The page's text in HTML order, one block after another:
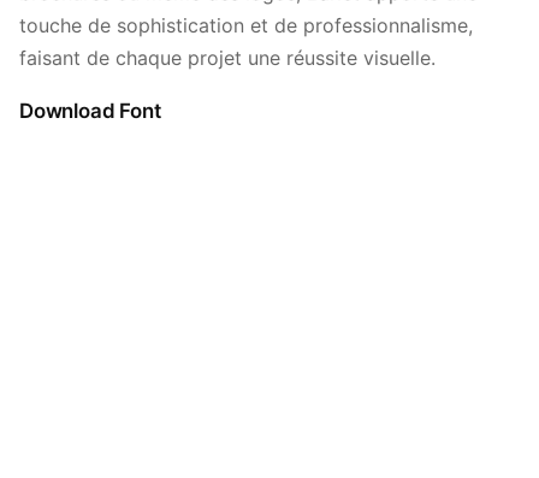
touche de sophistication et de professionnalisme,
faisant de chaque projet une réussite visuelle.
Download Font